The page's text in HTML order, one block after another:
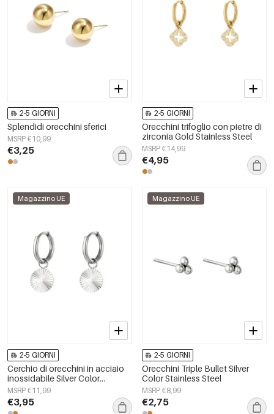
2-5 GIORNI
Splendidi orecchini sferici
MSRP €10,99
€3,25
2-5 GIORNI
Orecchini trifoglio con pietre di
zirconia Gold Stainless Steel
MSRP €14,99
€4,95
Magazzino UE
2-5 GIORNI
Cerchio di orecchini in acciaio
inossidabile Silver Color
Stainless Steel
MSRP €11,99
€3,95
Magazzino UE
2-5 GIORNI
Orecchini Triple Bullet Silver
Color Stainless Steel
MSRP €8,99
€2,75